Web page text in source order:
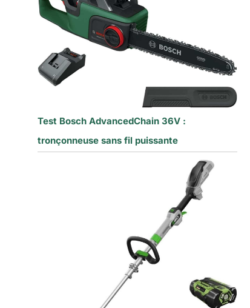
Test Bosch AdvancedChain 36V :
tronçonneuse sans fil puissante